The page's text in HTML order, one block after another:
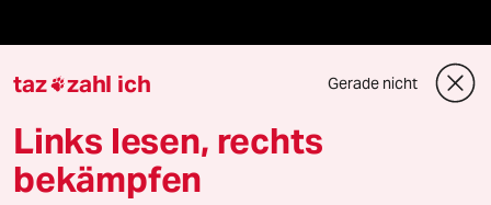
Le Monde diplomatique
taz zahl ich Gerade nicht
Links lesen, rechts
bekämpfen